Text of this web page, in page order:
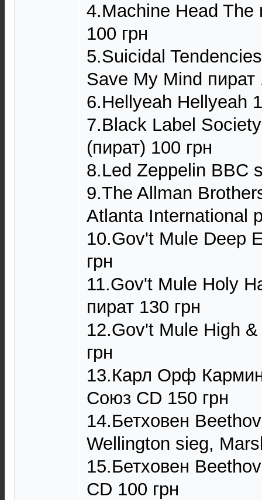
4.Machine Head
100 грн
5.Suicidal
Save My Mind пират
6.Hellyeah Hellyeah
7.Black Label
(пират) 100 грн
8.Led Zeppelin BBC
9.The Allman
Atlanta International
10.Gov't Mule Deep
грн
11.Gov't Mule Holy
пират 130 грн
12.Gov't Mule High
грн
13.Карл Орф
Союз CD 150 грн
14.Бетховен
Wellington sieg,
15.Бетховен
CD 100 грн